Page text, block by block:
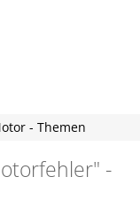
- Themen
-